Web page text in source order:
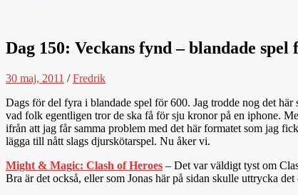
Dag 150: Veckans fynd – blandade spel
30 maj, 2011 /Fredrik
Dags för del fyra i blandade spel för 600. Jag trodde nog det
vad folk egentligen tror de ska få för sju kronor på en iphone.
ifrån att jag får samma problem med det här formatet som jag
lägga till nått slags djurskötarspel. Nu åker vi.
Might & Magic: Clash of Heroes – Det var väldigt tyst om
Bra är det också, eller som Jonas här på sidan skulle uttrycka